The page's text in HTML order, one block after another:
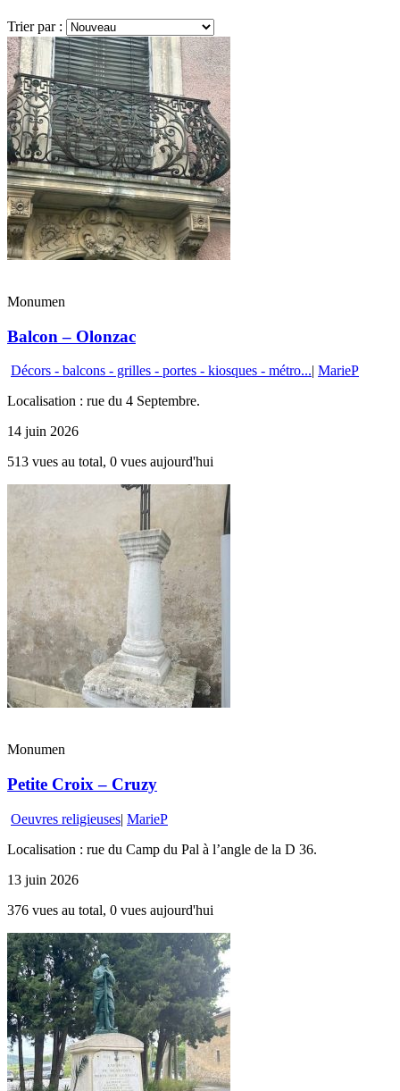
Trier par :
Monumen
Balcon – Olonzac
Décors - balcons - grilles - portes - kiosques - métro...| MarieP
Localisation : rue du 4 Septembre.
14 juin 2026
513 vues au total, 0 vues aujourd'hui
Monumen
Petite Croix – Cruzy
Oeuvres religieuses| MarieP
Localisation : rue du Camp du Pal à l’angle de la D 36.
13 juin 2026
376 vues au total, 0 vues aujourd'hui